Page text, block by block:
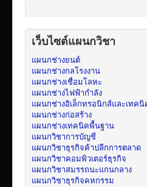
เว็บไซต์แผนกวิชา
แผนกช่างยนต์
แผนกช่างกลโรงงาน
แผนกช่างเชื่อมโลหะ
แผนกช่างไฟฟ้ากำลัง
แผนกช่างอิเล็กทรอนิกส์และเทค
แผนกช่างก่อสร้าง
แผนกช่างเทคนิคพื้นฐาน
แผนกวิชาการบัญชี
แผนกวิชาธุรกิจค้าปลีกการตลาด
แผนกวิชาคอมพิวเตอร์ธุรกิจ
แผนกวิชาสมรรถนะแกนกลาง
แผนกวิชาธุรกิจคหกรรม